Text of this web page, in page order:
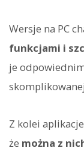
Wersje na PC
funkcjami i
je
Z kolei
że można z